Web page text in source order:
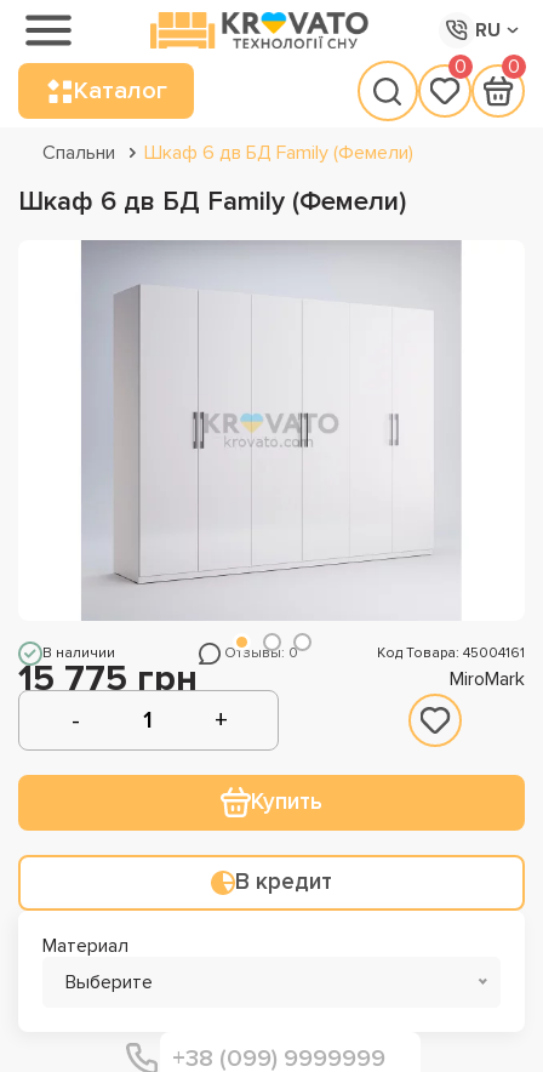
RU
Каталог
0 0
Спальни Шкаф 6 дв БД Family (Фемели)
Шкаф 6 дв БД Family (Фемели)
В наличии Отзывы: 0 Код Товара: 45004161
15 775 грн MiroMark
Купить
В кредит
Материал
Выберите